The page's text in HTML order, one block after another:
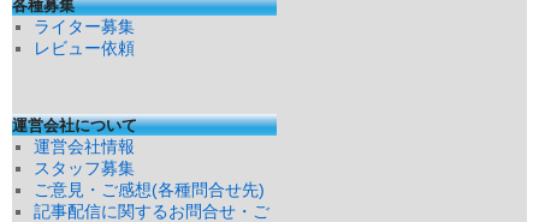
各種募集
ライター募集
レビュー依頼
運営会社について
運営会社情報
スタッフ募集
ご意見・ご感想(各種問合せ先)
記事配信に関するお問合せ・ご